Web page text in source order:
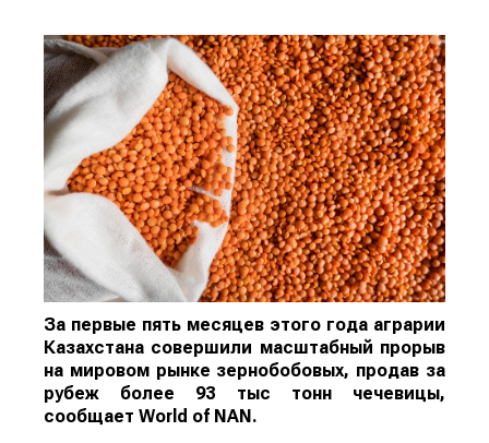
За первые пять месяцев этого года аграрии
Казахстана совершили масштабный прорыв
на мировом рынке зернобобовых, продав за
рубеж более 93 тыс тонн чечевицы,
сообщает World of NAN.